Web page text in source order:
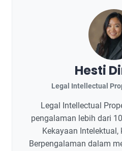
Hesti
Legal Intellectual
Legal Intellectual
pengalaman lebih dari
Kekayaan Intelektual,
Berpengalaman dalam